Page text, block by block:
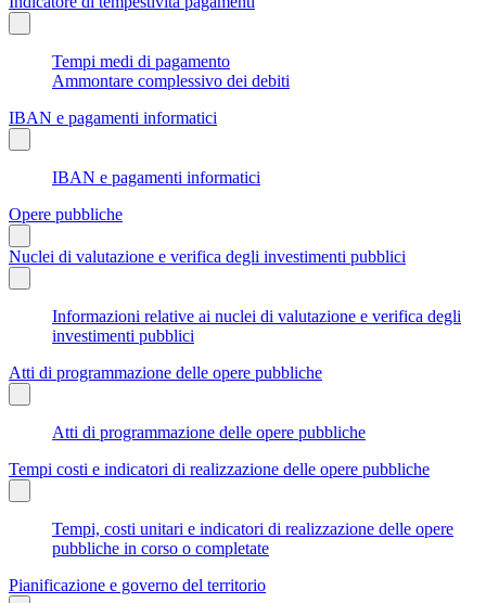
Tempi medi di pagamento
Ammontare complessivo dei debiti
IBAN e pagamenti informatici
IBAN e pagamenti informatici
Opere pubbliche
Nuclei di valutazione e verifica degli investimenti pubblici
Informazioni relative ai nuclei di valutazione e verifica degli
investimenti pubblici
Atti di programmazione delle opere pubbliche
Atti di programmazione delle opere pubbliche
Tempi costi e indicatori di realizzazione delle opere pubbliche
Tempi, costi unitari e indicatori di realizzazione delle opere
pubbliche in corso o completate
Pianificazione e governo del territorio